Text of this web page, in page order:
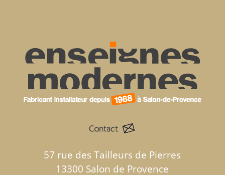
57 rue des Tailleurs de Pierres
13300 Salon de Provence